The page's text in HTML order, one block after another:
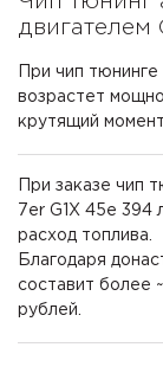
двигателем
При чип
возрастет
крутящий
При заказе чип
7er G1X 45e 394
расход топлива.
Благодаря
составит более
рублей.